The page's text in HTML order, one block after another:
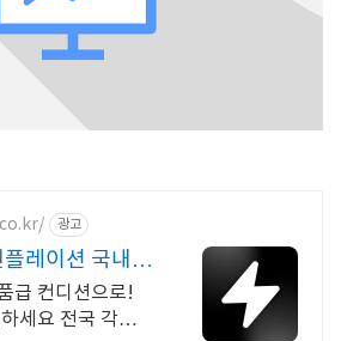
광고
레이션 국내
래
급 컨디션으로!
세요 전국 각지에